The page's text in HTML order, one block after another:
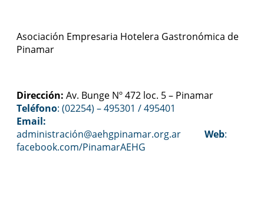
Asociación Empresaria Hotelera Gastronómica de
Pinamar
Dirección: Av. Bunge Nº 472 loc. 5 – Pinamar
Teléfono: (02254) – 495301 / 495401
Email:
administración@aehgpinamar.org.ar Web:
facebook.com/PinamarAEHG